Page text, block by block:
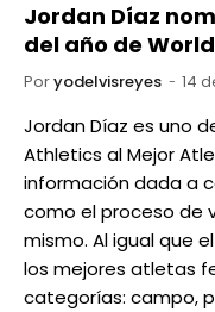
Jordan Díaz
del año de
Poryodelvisreyes 14
Jordan Díaz es uno
Athletics al Mejor
información dada a
como el proceso de
mismo. Al igual que
los mejores atletas
categorías: campo,